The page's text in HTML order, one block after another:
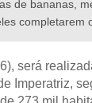
de bananas,
completarem
será
Imperatriz,